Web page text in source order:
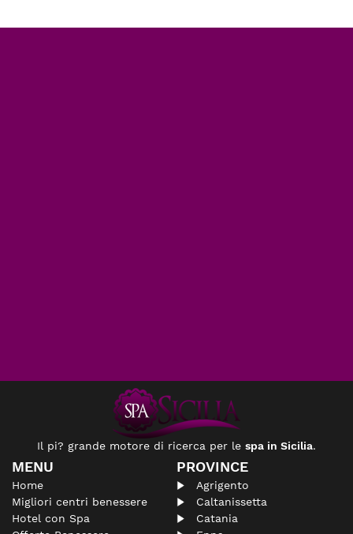
Il pi? grande motore di ricerca per le spa in Sicilia.
MENU
Home
Migliori centri benessere
Hotel con Spa
PROVINCE
Agrigento
Caltanissetta
Catania